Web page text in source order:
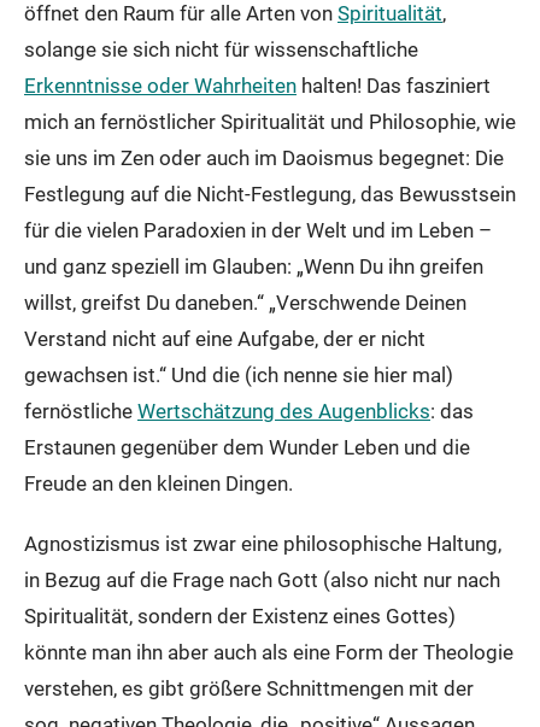
öffnet den Raum für alle Arten von Spiritualität,
solange sie sich nicht für wissenschaftliche
Erkenntnisse oder Wahrheiten halten! Das fasziniert
mich an fernöstlicher Spiritualität und Philosophie, wie
sie uns im Zen oder auch im Daoismus begegnet: Die
Festlegung auf die Nicht-Festlegung, das Bewusstsein
für die vielen Paradoxien in der Welt und im Leben –
und ganz speziell im Glauben: „Wenn Du ihn greifen
willst, greifst Du daneben.“ „Verschwende Deinen
Verstand nicht auf eine Aufgabe, der er nicht
gewachsen ist.“ Und die (ich nenne sie hier mal)
fernöstliche Wertschätzung des Augenblicks: das
Erstaunen gegenüber dem Wunder Leben und die
Freude an den kleinen Dingen.
Agnostizismus ist zwar eine philosophische Haltung,
in Bezug auf die Frage nach Gott (also nicht nur nach
Spiritualität, sondern der Existenz eines Gottes)
könnte man ihn aber auch als eine Form der Theologie
verstehen, es gibt größere Schnittmengen mit der